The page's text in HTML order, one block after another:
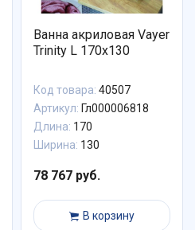
Ванна акриловая Vayer
Trinity L 170x130
Код товара: 40507
Артикул: Гл000006818
Длина: 170
Ширина: 130
78 767 руб.
В корзину